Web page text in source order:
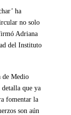
ha
no solo
Adriana
del Instituto
de Medio
que ya
fomentar la
son aún